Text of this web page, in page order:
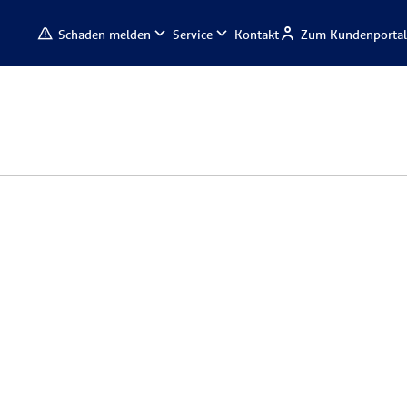
Schaden melden Service Kontakt Zum Kundenportal